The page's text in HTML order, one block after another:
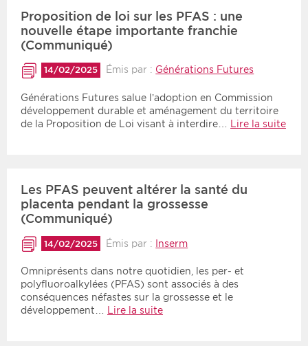
Proposition de loi sur les PFAS : une
nouvelle étape importante franchie
(Communiqué)
14/02/2025 Émis par : Générations Futures
Générations Futures salue l’adoption en Commission
développement durable et aménagement du territoire
de la Proposition de Loi visant à interdire…
Lire la suite
Les PFAS peuvent altérer la santé du
placenta pendant la grossesse
(Communiqué)
14/02/2025 Émis par : Inserm
Omniprésents dans notre quotidien, les per- et
polyfluoroalkylées (PFAS) sont associés à des
conséquences néfastes sur la grossesse et le
développement…
Lire la suite